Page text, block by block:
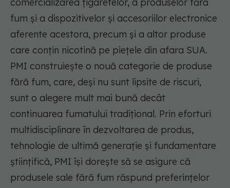
comercializarea țigaretelor, a produselor fără
fum și a dispozitivelor și accesoriilor electronice
aferente acestora, precum și a altor produse
care conțin nicotină pe piețele din afara SUA.
PMI construiește o nouă categorie de produse
fără fum, care, deși nu sunt lipsite de riscuri,
sunt o alegere mult mai bună decât
continuarea fumatului tradițional. Prin eforturi
multidisciplinare în dezvoltarea de produs,
tehnologie de ultimă generație și fundamentare
științifică, PMI își dorește să se asigure că
produsele sale fără fum răspund preferințelor